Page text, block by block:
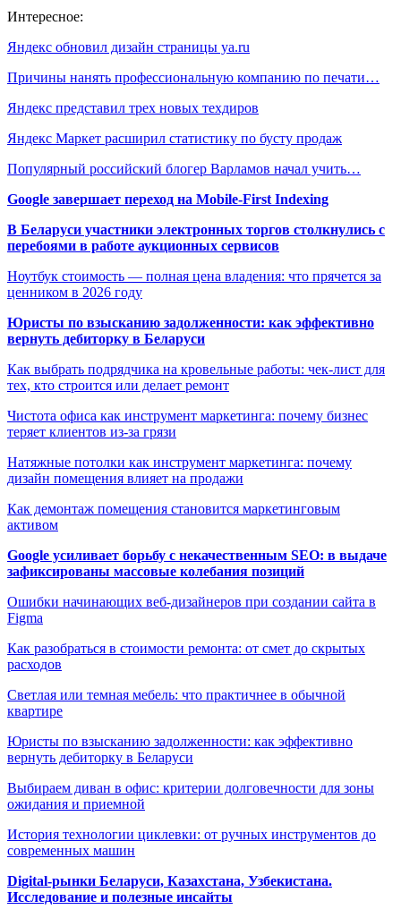
Интересное:
Яндекс обновил дизайн страницы ya.ru
Причины нанять профессиональную компанию по печати…
Яндекс представил трех новых техдиров
Яндекс Маркет расширил статистику по бусту продаж
Популярный российский блогер Варламов начал учить…
Google завершает переход на Mobile-First Indexing
В Беларуси участники электронных торгов столкнулись с
перебоями в работе аукционных сервисов
Ноутбук стоимость — полная цена владения: что прячется за
ценником в 2026 году
Юристы по взысканию задолженности: как эффективно
вернуть дебиторку в Беларуси
Как выбрать подрядчика на кровельные работы: чек-лист для
тех, кто строится или делает ремонт
Чистота офиса как инструмент маркетинга: почему бизнес
теряет клиентов из-за грязи
Натяжные потолки как инструмент маркетинга: почему
дизайн помещения влияет на продажи
Как демонтаж помещения становится маркетинговым
активом
Google усиливает борьбу с некачественным SEO: в выдаче
зафиксированы массовые колебания позиций
Ошибки начинающих веб-дизайнеров при создании сайта в
Figma
Как разобраться в стоимости ремонта: от смет до скрытых
расходов
Светлая или темная мебель: что практичнее в обычной
квартире
Юристы по взысканию задолженности: как эффективно
вернуть дебиторку в Беларуси
Выбираем диван в офис: критерии долговечности для зоны
ожидания и приемной
История технологии циклевки: от ручных инструментов до
современных машин
Digital-рынки Беларуси, Казахстана, Узбекистана.
Исследование и полезные инсайты